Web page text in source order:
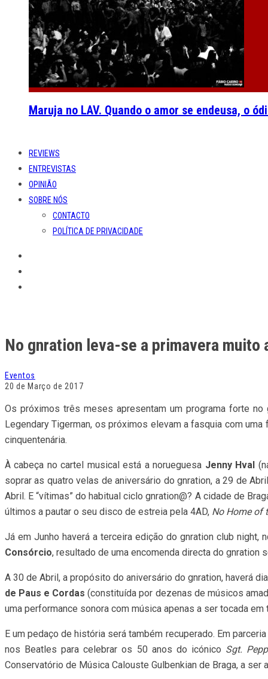
Maruja no LAV. Quando o amor se endeusa, o
REVIEWS
ENTREVISTAS
OPINIÃO
SOBRE NÓS
CONTACTO
POLÍTICA DE PRIVACIDADE
No gnration leva-se a primavera muito
Eventos
20 de Março de 2017
Os próximos três meses apresentam um programa forte
Legendary Tigerman, os próximos elevam a fasquia com
cinquentenária.
À cabeça no cartel musical está a norueguesa Jenny Hval
soprar as quatro velas de aniversário do gnration, a 29 de
Abril. E “vítimas” do habitual ciclo gnration@? A cidade de
últimos a pautar o seu disco de estreia pela 4AD, No Home of
Já em Junho haverá a terceira edição do gnration club
Consórcio, resultado de uma encomenda directa do gnration
A 30 de Abril, a propósito do aniversário do gnration, haverá
de Paus e Cordas (constituída por dezenas de músicos
uma performance sonora com música apenas a ser tocada
E um pedaço de história será também recuperado. Em
nos Beatles para celebrar os 50 anos do icónico Sgt.
Conservatório de Música Calouste Gulbenkian de Braga, a ser